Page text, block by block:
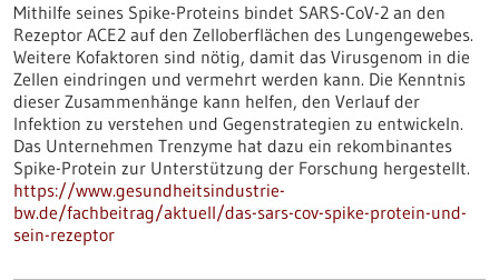
Mithilfe seines Spike-Proteins bindet SARS-CoV-2 an den
Rezeptor ACE2 auf den Zelloberflächen des Lungengewebes.
Weitere Kofaktoren sind nötig, damit das Virusgenom in die
Zellen eindringen und vermehrt werden kann. Die Kenntnis
dieser Zusammenhänge kann helfen, den Verlauf der
Infektion zu verstehen und Gegenstrategien zu entwickeln.
Das Unternehmen Trenzyme hat dazu ein rekombinantes
Spike-Protein zur Unterstützung der Forschung hergestellt.
https://www.gesundheitsindustrie-
bw.de/fachbeitrag/aktuell/das-sars-cov-spike-protein-und-
sein-rezeptor